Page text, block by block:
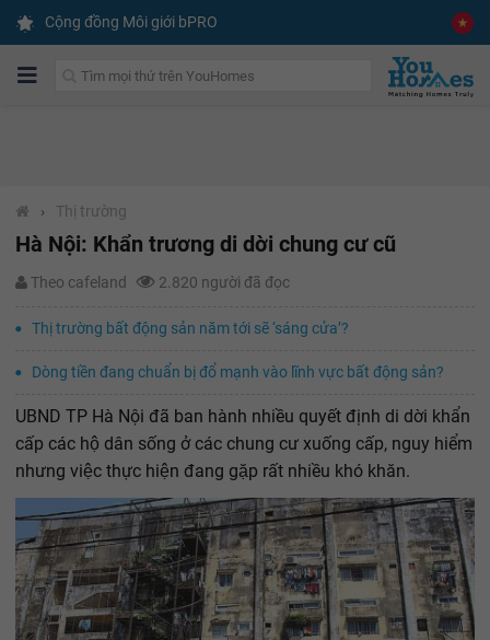
Cộng đồng Môi giới bPRO
› Thị trường
Hà Nội: Khẩn trương di dời chung cư cũ
Theo cafeland 2.820 người đã đọc
Thị trường bất động sản năm tới sẽ ‘sáng cửa’?
Dòng tiền đang chuẩn bị đổ mạnh vào lĩnh vực bất động sản?
UBND TP Hà Nội đã ban hành nhiều quyết định di dời khẩn
cấp các hộ dân sống ở các chung cư xuống cấp, nguy hiểm
nhưng việc thực hiện đang gặp rất nhiều khó khăn.